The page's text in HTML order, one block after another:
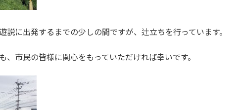
説に出発するまでの少しの間ですが、辻立ちを行っています。
市民の皆様に関心をもっていただければ幸いです。